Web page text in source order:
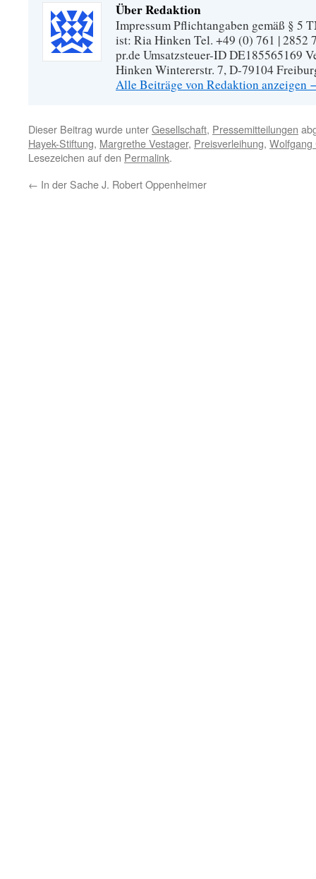
Über Redaktion
Impressum Pflichtangaben gemäß § 5
ist: Ria Hinken Tel. +49 (0) 761 | 2852
pr.de Umsatzsteuer-ID DE185565169
Hinken Wintererstr. 7, D-79104
Alle Beiträge von Redaktion anzeigen
Dieser Beitrag wurde unterGesellschaft, Pressemitteilungen
Hayek-Stiftung, Margrethe Vestager, Preisverleihung, Wolfgang
Lesezeichen auf den Permalink.
← In der Sache J. Robert Oppenheimer